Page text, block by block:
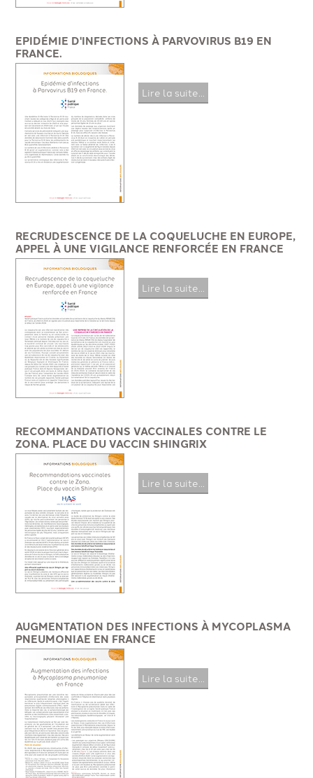
EPIDÉMIE D'INFECTIONS À PARVOVIRUS B19 EN
FRANCE.
Lire la suite...
RECRUDESCENCE DE LA COQUELUCHE EN EUROPE,
APPEL À UNE VIGILANCE RENFORCÉE EN FRANCE
Lire la suite...
RECOMMANDATIONS VACCINALES CONTRE LE
ZONA. PLACE DU VACCIN SHINGRIX
Lire la suite...
AUGMENTATION DES INFECTIONS À MYCOPLASMA
PNEUMONIAE EN FRANCE
Lire la suite...